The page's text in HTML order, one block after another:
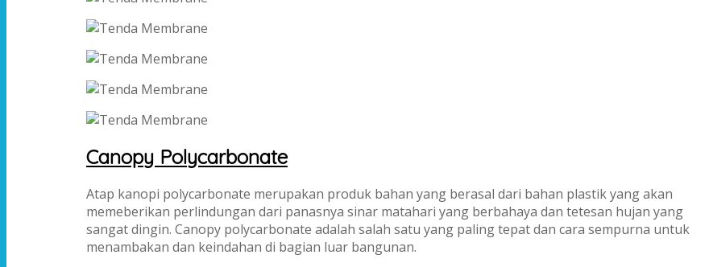
Canopy Polycarbonate
Atap kanopi polycarbonate merupakan produk bahan yang berasal dari bahan plastik yang akan
memeberikan perlindungan dari panasnya sinar matahari yang berbahaya dan tetesan hujan yang
sangat dingin. Canopy polycarbonate adalah salah satu yang paling tepat dan cara sempurna untuk
menambakan dan keindahan di bagian luar bangunan.